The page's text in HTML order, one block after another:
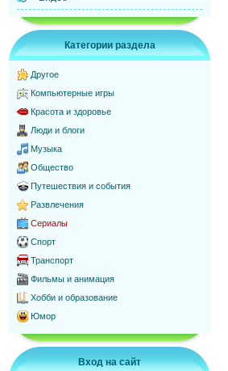
Категории раздела
Другое
Компьютерные игры
Красота и здоровье
Люди и блоги
Музыка
Общество
Путешествия и события
Развлечения
Сериалы
Спорт
Транспорт
Фильмы и анимация
Хобби и образование
Юмор
Вход на сайт